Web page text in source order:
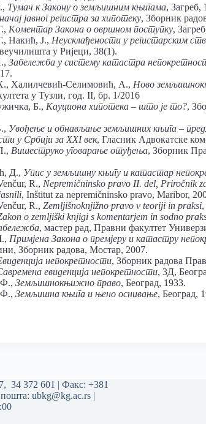
Тумач к Закону о земљишним књигама, Загреб,
јавног регистра за хипотеку, Зборник
Коментар Закона о овршном поступку,
Накић, Ј., Неусклађености у регистарским
у Ријеци, 38(1).
Забележба у систему катастра
Халилчевић-Селимовић, А., Ново
у Тузли, год. II, бр. 1/2016
Б., Кауциона хипотека – што је то?,
Увођење и обнављање земљишних књига –
у Србији за XXI век, Гласник Адвокатске
Вишеструко уговарање отуђења, Зборник
Д., Упис у земљишну књигу и катастар
R., Nepremičninsko pravo II. del, Priročnik
, Inštitut za nepremičninsko pravo, Maribor,
R., Zemljišnoknjižno pravo v teoriji in praksi
o zemljiški knjigi s komentarjem in sodno
, мастер рад, Правни факултет
Примјена Закона о премјеру и катастру
Зборник радова, Мостар, 2007.
непокретности, Зборник радова
евиденција непокретности, 3Д,
Земљишнокњижно право, Београд, 1933.
Земљишна књига и њено оснивање, Београд,
, 34 372 601 | Факс: +381
ubkg@kg.ac.rs |